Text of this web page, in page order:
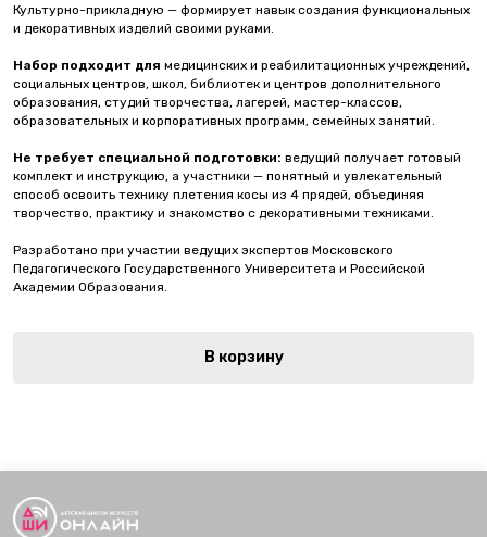
Культурно-прикладную — формирует навык создания функциональных
и декоративных изделий своими руками.
Набор подходит для медицинских и реабилитационных учреждений,
социальных центров, школ, библиотек и центров дополнительного
образования, студий творчества, лагерей, мастер-классов,
образовательных и корпоративных программ, семейных занятий.
Не требует специальной подготовки: ведущий получает готовый
комплект и инструкцию, а участники — понятный и увлекательный
способ освоить технику плетения косы из 4 прядей, объединяя
творчество, практику и знакомство с декоративными техниками.
Разработано при участии ведущих экспертов Московского
Педагогического Государственного Университета и Российской
Академии Образования.
В корзину